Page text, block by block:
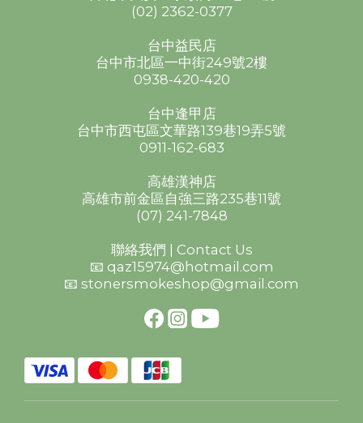
(02) 2362-0377
台中益民店
台中市北區一中街249號2樓
0938-420-420
台中逢甲店
台中市西屯區文華路139巷19弄5號
0911-162-683
高雄漢神店
高雄市前金區自強三路235巷11號
(07) 241-7848
聯絡我們 | Contact Us
📧 qaz15974@hotmail.com
📧 stonersmokeshop@gmail.com